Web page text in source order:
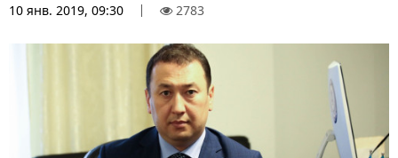
мирового футбола он пересекался на поле.
10 янв. 2019, 09:30 2783